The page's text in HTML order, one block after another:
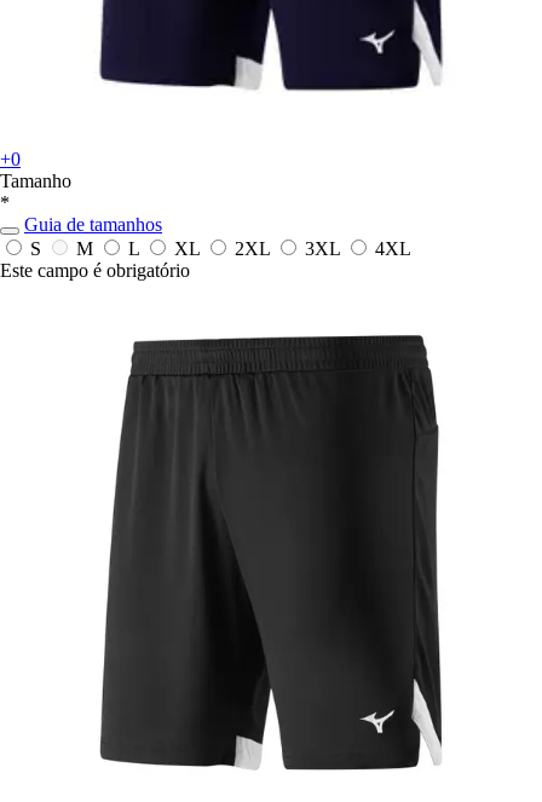
+0
Tamanho
*
Guia de tamanhos
S
M L XL 2XL 3XL
4XL
Este campo é obrigatório